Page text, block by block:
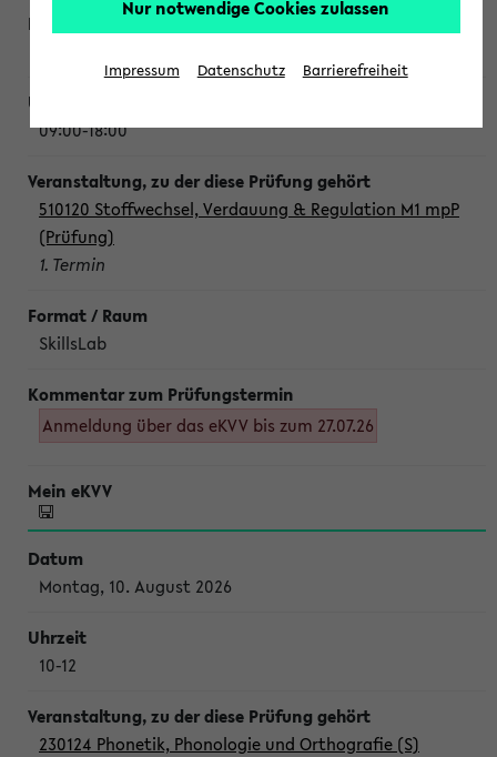
09:00-18:00
510120 Stoffwechsel, Verdauung & Regulation M1 mpP
(Prüfung)
1. Termin
SkillsLab
Anmeldung über das eKVV bis zum 27.07.26
Montag, 10. August 2026
10-12
230124 Phonetik, Phonologie und Orthografie (S)
Nur notwendige Cookies zulassen
Impressum Datenschutz Barrierefreiheit